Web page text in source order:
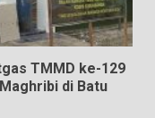
TMMD ke-129
di Batu